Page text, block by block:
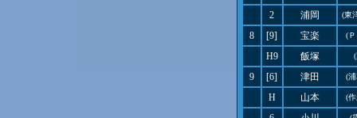
2 浦岡 (東
8 [9] 宝楽 (
H9 飯塚
9 [6] 津田 (
H 山本 (